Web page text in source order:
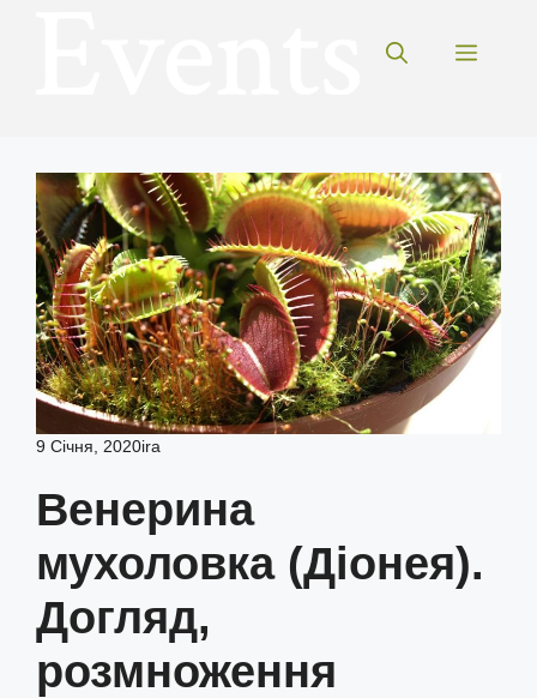
Меню
9 Січня, 2020ira
Венерина
мухоловка (Діонея).
Догляд,
розмноження